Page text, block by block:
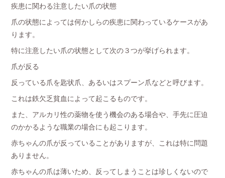
疾患に関わる注意したい爪の状態
爪の状態によっては何かしらの疾患に関わっているケースがあ
ります。
特に注意したい爪の状態として次の３つが挙げられます。
爪が反る
反っている爪を匙状爪、あるいはスプーン爪などと呼びます。
これは鉄欠乏貧血によって起こるものです。
また、アルカリ性の薬物を使う機会のある場合や、手先に圧迫
のかかるような職業の場合にも起こります。
赤ちゃんの爪が反っていることがありますが、これは特に問題
ありません。
赤ちゃんの爪は薄いため、反ってしまうことは珍しくないので